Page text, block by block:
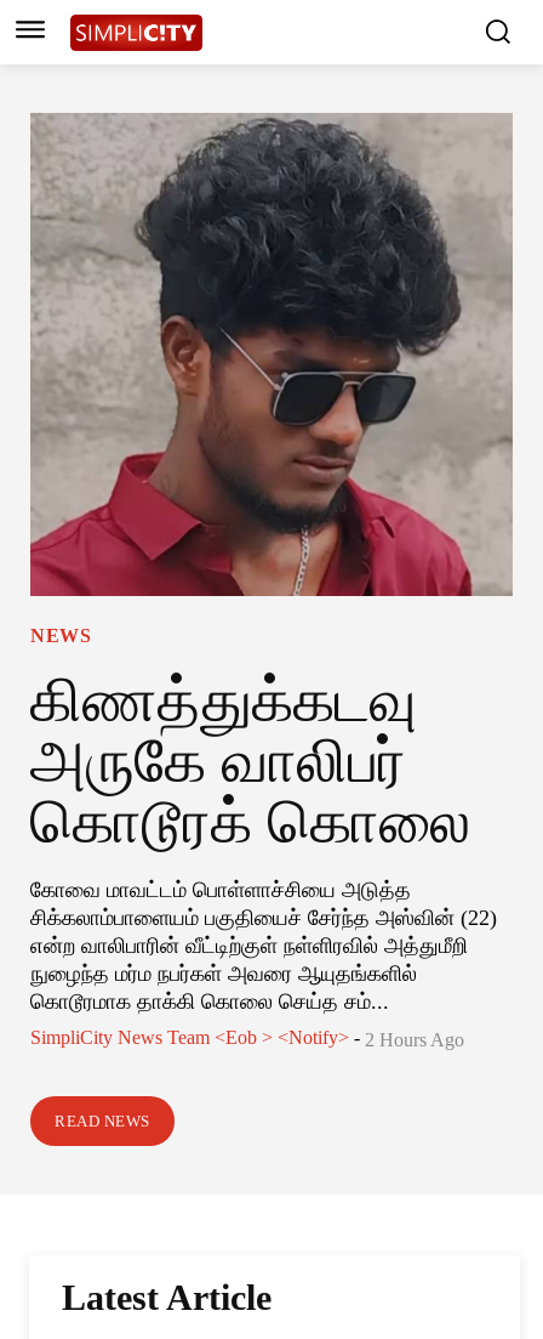
NEWS
கிணத்துக்கடவு
அருகே வாலிபர்
கொடூரக் கொலை
கோவை மாவட்டம் பொள்ளாச்சியை அடுத்த
சிக்கலாம்பாளையம் பகுதியைச் சேர்ந்த அஸ்வின் (22)
என்ற வாலிபாரின் வீட்டிற்குள் நள்ளிரவில் அத்துமீறி
நுழைந்த மர்ம நபர்கள் அவரை ஆயுதங்களில்
கொடூரமாக தாக்கி கொலை செய்த சம்...
SimpliCity News Team <eob > <notify> - 2 Hours Ago
READ NEWS
Latest Article